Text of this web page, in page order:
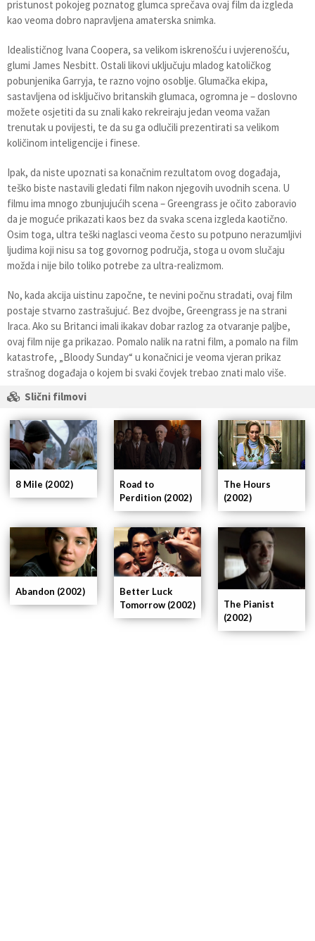
pristunost pokojeg poznatog glumca sprečava ovaj film da izgleda
kao veoma dobro napravljena amaterska snimka.
Idealističnog Ivana Coopera, sa velikom iskrenošću i uvjerenošću,
glumi James Nesbitt. Ostali likovi uključuju mladog katoličkog
pobunjenika Garryja, te razno vojno osoblje. Glumačka ekipa,
sastavljena od isključivo britanskih glumaca, ogromna je – doslovno
možete osjetiti da su znali kako rekreiraju jedan veoma važan
trenutak u povijesti, te da su ga odlučili prezentirati sa velikom
količinom inteligencije i finese.
Ipak, da niste upoznati sa konačnim rezultatom ovog događaja,
teško biste nastavili gledati film nakon njegovih uvodnih scena. U
filmu ima mnogo zbunjujućih scena – Greengrass je očito zaboravio
da je moguće prikazati kaos bez da svaka scena izgleda kaotično.
Osim toga, ultra teški naglasci veoma često su potpuno nerazumljivi
ljudima koji nisu sa tog govornog područja, stoga u ovom slučaju
možda i nije bilo toliko potrebe za ultra-realizmom.
No, kada akcija uistinu započne, te nevini počnu stradati, ovaj film
postaje stvarno zastrašujuć. Bez dvojbe, Greengrass je na strani
Iraca. Ako su Britanci imali ikakav dobar razlog za otvaranje paljbe,
ovaj film nije ga prikazao. Pomalo nalik na ratni film, a pomalo na film
katastrofe, „Bloody Sunday“ u konačnici je veoma vjeran prikaz
strašnog događaja o kojem bi svaki čovjek trebao znati malo više.
Slični filmovi
The Pianist
(2002)
Better Luck
Tomorrow (2002)
Abandon (2002)
The Hours
(2002)
Road to
Perdition (2002)
8 Mile (2002)